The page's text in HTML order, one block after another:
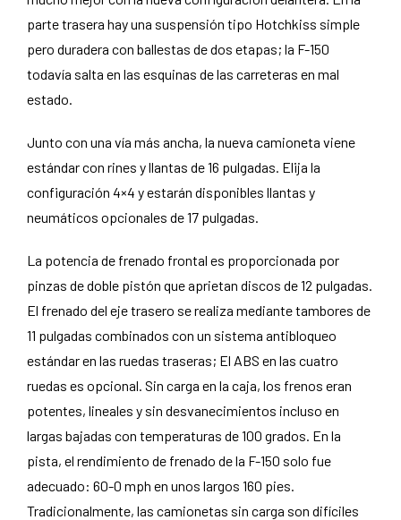
parte trasera hay una suspensión tipo Hotchkiss simple
pero duradera con ballestas de dos etapas; la F-150
todavía salta en las esquinas de las carreteras en mal
estado.
Junto con una vía más ancha, la nueva camioneta viene
estándar con rines y llantas de 16 pulgadas. Elija la
configuración 4×4 y estarán disponibles llantas y
neumáticos opcionales de 17 pulgadas.
La potencia de frenado frontal es proporcionada por
pinzas de doble pistón que aprietan discos de 12 pulgadas.
El frenado del eje trasero se realiza mediante tambores de
11 pulgadas combinados con un sistema antibloqueo
estándar en las ruedas traseras; El ABS en las cuatro
ruedas es opcional. Sin carga en la caja, los frenos eran
potentes, lineales y sin desvanecimientos incluso en
largas bajadas con temperaturas de 100 grados. En la
pista, el rendimiento de frenado de la F-150 solo fue
adecuado: 60-0 mph en unos largos 160 pies.
Tradicionalmente, las camionetas sin carga son difíciles